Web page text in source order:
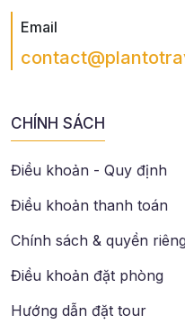
Email
CHÍNH SÁCH
Điều khoản - Quy định
Điều khoản thanh toán
Chính sách & quyền
Điều khoản đặt phòng
Hướng dẫn đặt tour